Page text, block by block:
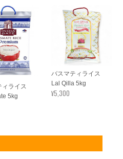
ィライス
5kg
バスマティライス
Lal Qilla 5kg
¥5,300